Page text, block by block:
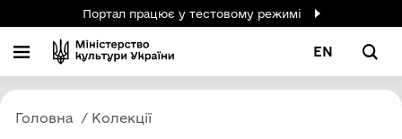
Портал працює у тестовому режимі
EN
Головна Колекції